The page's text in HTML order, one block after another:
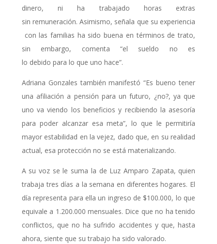
dinero, ni ha trabajado horas extras
sin remuneración. Asimismo, señala que su experiencia
con las familias ha sido buena en términos de trato,
sin embargo, comenta “el sueldo no es
lo debido para lo que uno hace”.
Adriana Gonzales también manifestó “Es bueno tener
una afiliación a pensión para un futuro, ¿no?, ya que
uno va viendo los beneficios y recibiendo la asesoría
para poder alcanzar esa meta”, lo que le permitiría
mayor estabilidad en la vejez, dado que, en su realidad
actual, esa protección no se está materializando.
A su voz se le suma la de Luz Amparo Zapata, quien
trabaja tres días a la semana en diferentes hogares. El
día representa para ella un ingreso de $100.000, lo que
equivale a 1.200.000 mensuales. Dice que no ha tenido
conflictos, que no ha sufrido accidentes y que, hasta
ahora, siente que su trabajo ha sido valorado.